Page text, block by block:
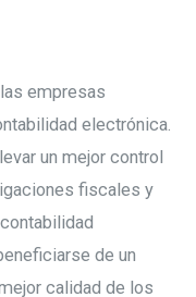
empresas
electrónica.
un mejor control
fiscales y
de un
calidad de los